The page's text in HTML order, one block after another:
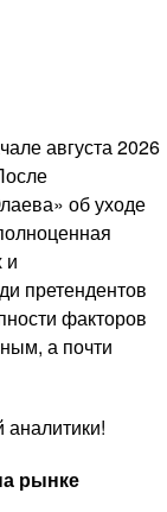
августа 2026
об уходе
и
претендентов
факторов
а почти
аналитики!
рынке